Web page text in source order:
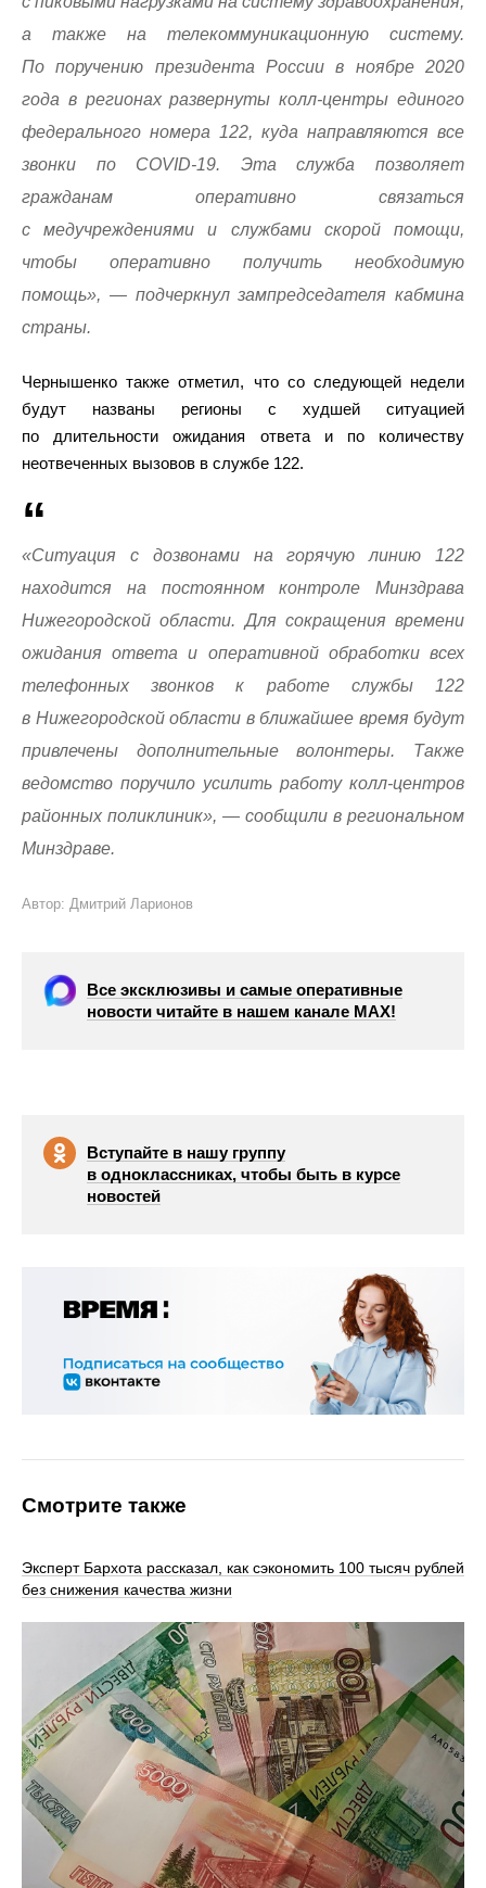
а также на телекоммуникационную систему.
По поручению президента России в ноябре 2020
года в регионах развернуты колл-центры единого
федерального номера 122, куда направляются все
звонки по COVID-19. Эта служба позволяет
гражданам оперативно связаться
с медучреждениями и службами скорой помощи,
чтобы оперативно получить необходимую
помощь», — подчеркнул зампредседателя кабмина
страны.
Чернышенко также отметил, что со следующей недели
будут названы регионы с худшей ситуацией
по длительности ожидания ответа и по количеству
неотвеченных вызовов в службе 122.
«Ситуация с дозвонами на горячую линию 122
находится на постоянном контроле Минздрава
Нижегородской области. Для сокращения времени
ожидания ответа и оперативной обработки всех
телефонных звонков к работе службы 122
в Нижегородской области в ближайшее время будут
привлечены дополнительные волонтеры. Также
ведомство поручило усилить работу колл-центров
районных поликлиник», — сообщили в региональном
Минздраве.
Автор: Дмитрий Ларионов
Все эксклюзивы и самые оперативные
новости читайте в нашем канале МАХ!
Вступайте в нашу группу
в одноклассниках, чтобы быть в курсе
новостей
Смотрите также
Эксперт Бархота рассказал, как сэкономить 100 тысяч рублей
без снижения качества жизни